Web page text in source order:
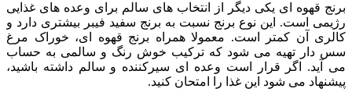
برنج قهوه ای یکی دیگر از انتخاب های سالم برای وعده های غذایی
رژیمی است. این نوع برنج نسبت به برنج سفید فیبر بیشتری دارد و
کالری آن کمتر است. معمولا همراه برنج قهوه ای، خوراک مرغ
سس دار تهیه می شود که ترکیب خوش رنگ و سالمی به حساب
می آید. اگر قرار است وعده ای سیرکننده و سالم داشته باشید،
پیشنهاد می شود این غذا را امتحان کنید.